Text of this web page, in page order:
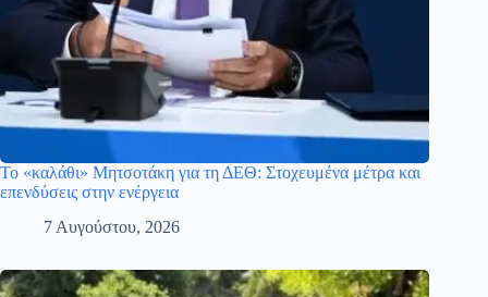
Το «καλάθι» Μητσοτάκη για τη ΔΕΘ: Στοχευμένα μέτρα και
επενδύσεις στην ενέργεια
7 Αυγούστου, 2026